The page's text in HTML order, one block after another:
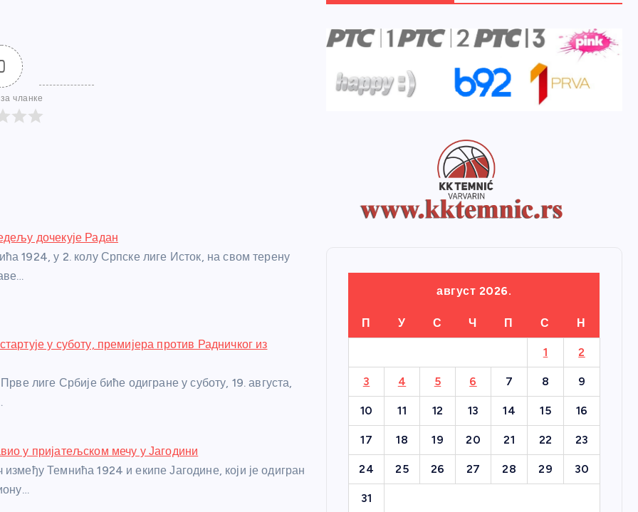
чланке
дочекује Радан
1924, у 2. колу Српске лиге Исток, на свом терену
у суботу, премијера против Радничког из
лиге Србије биће одигране у суботу, 19. августа,
у пријатељском мечу у Јагодини
Темнића 1924 и екипе Јагодине, који је одигран
август 2026.
П У С Ч П С Н
1 2
3 4 5 6 7 8 9
10 11 12 13 14 15 16
17 18 19 20 21 22 23
24 25 26 27 28 29 30
31